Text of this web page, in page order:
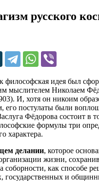
русского
философская идея был
мыслителем Николаем
И, хотя он никоим
его постулаты были
Фёдорова состоит в
формулы три
характера.
делании, которое
жизни,
соборности, как способе
государственных и